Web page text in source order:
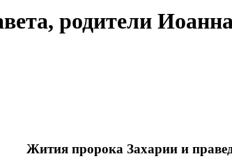
родители
Жития пророка Захарии и